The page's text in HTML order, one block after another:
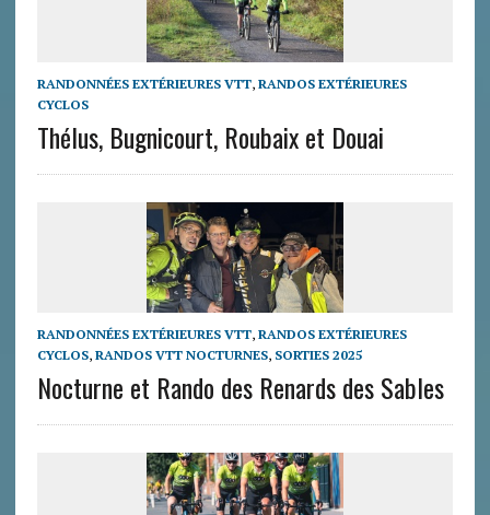
RANDONNÉES EXTÉRIEURES VTT, RANDOS EXTÉRIEURES
CYCLOS
Thélus, Bugnicourt, Roubaix et Douai
RANDONNÉES EXTÉRIEURES VTT, RANDOS EXTÉRIEURES
CYCLOS, RANDOS VTT NOCTURNES, SORTIES 2025
Nocturne et Rando des Renards des Sables